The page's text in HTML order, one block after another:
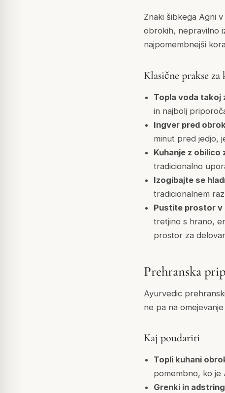
Znaki šibkega Agni
obrokih, nepravilno
najpomembnejši
Klasične prakse
Topla voda takoj
in najbolj
Ingver pred
minut pred jedjo,
Kuhanje z obilico
tradicionalno
Izogibajte se
tradicionalnem
Pustite prostor v
tretjino s hrano,
prostor za
Prehranska
Ayurvedic
ne pa na omejevanje
Kaj poudariti
Topli kuhani
pomembno, ko je
Grenki in